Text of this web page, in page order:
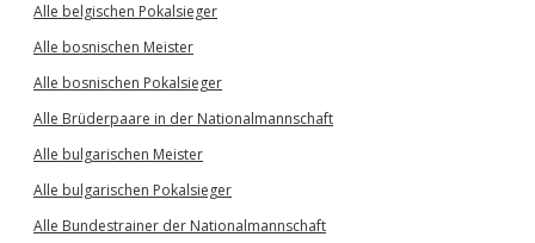
Alle belgischen Pokalsieger
Alle bosnischen Meister
Alle bosnischen Pokalsieger
Alle Brüderpaare in der Nationalmannschaft
Alle bulgarischen Meister
Alle bulgarischen Pokalsieger
Alle Bundestrainer der Nationalmannschaft